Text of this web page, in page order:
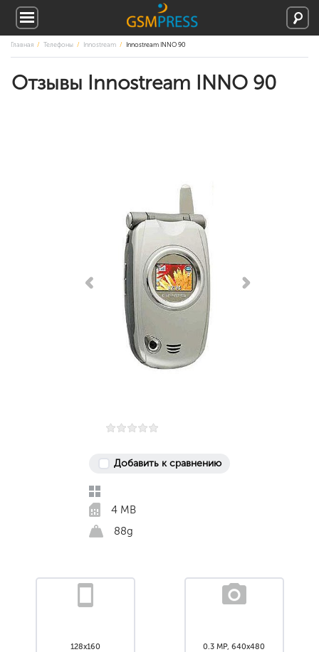
Главная Телефоны Innostream Innostream INNO 90
Отзывы Innostream INNO 90
Добавить к сравнению
4 MB
88g
128x160 0.3 MP, 640x480